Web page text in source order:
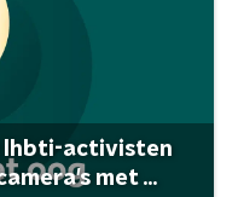
lhbti-activisten
met ...